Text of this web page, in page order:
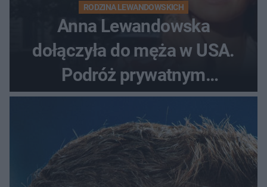
RODZINA LEWANDOWSKICH
Anna Lewandowska
dołączyła do męża w USA.
Podróż prywatnym
odrzutowcem to dopiero
początek!